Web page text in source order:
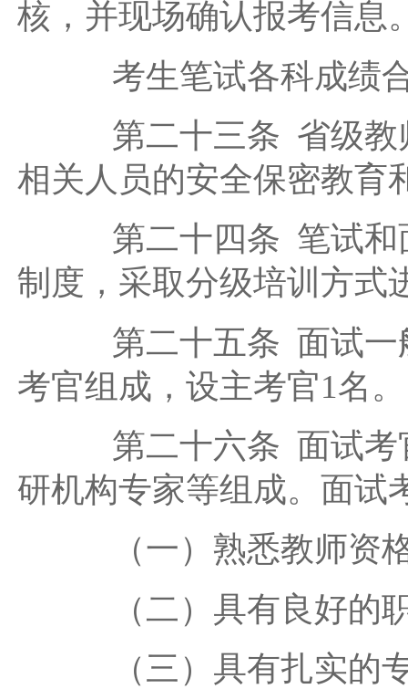
核，并现场确认报考信息
考生笔试各科成绩合
第二十三条 省级教
相关人员的安全保密教育
第二十四条 笔试和
制度，采取分级培训方式
第二十五条 面试一
考官组成，设主考官1名。
第二十六条 面试考
研机构专家等组成。面试
（一）熟悉教师资格
（二）具有良好的职
（三）具有扎实的专